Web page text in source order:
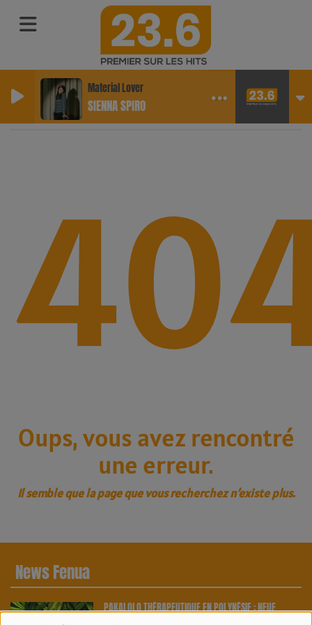
Material Lover
SIENNA SPIRO
Oups, vous avez rencontré
une erreur.
Il semble que la page que vous recherchez n’existe plus.
News Fenua
PAKALOLO THÉRAPEUTIQUE EN POLYNÉSIE : NEUF